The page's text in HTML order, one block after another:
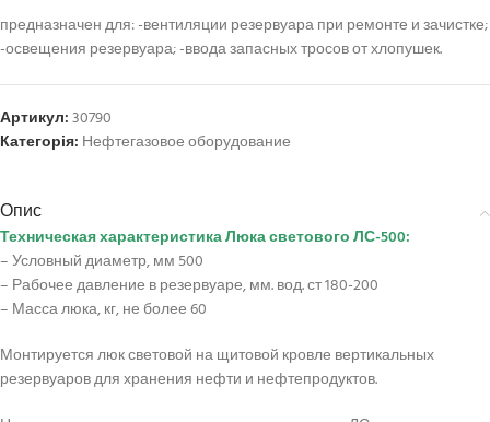
предназначен для: -вентиляции резервуара при ремонте и зачистке;
-освещения резервуара; -ввода запасных тросов от хлопушек.
Артикул:30790
Категорія: Нефтегазовое оборудование
Опис
Техническая характеристика Люка светового ЛС-500:
– Условный диаметр, мм 500
– Рабочее давление в резервуаре, мм. вод. ст 180-200
– Масса люка, кг, не более 60
Монтируется люк световой на щитовой кровле вертикальных
резервуаров для хранения нефти и нефтепродуктов.